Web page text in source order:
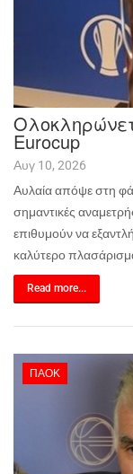
Eurocup
Αυγ 10, 2026
Αυλαία απόψε στη
σημαντικές
επιθυμούν να
καλύτερο
Read more...
ΠΑΟΚ